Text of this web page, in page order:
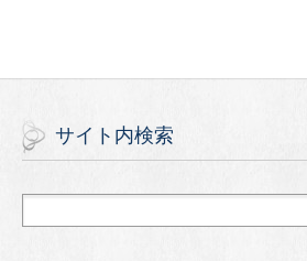
サイト内検索